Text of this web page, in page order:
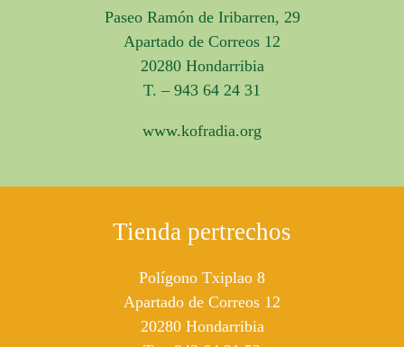
Paseo Ramón de Iribarren, 29
Apartado de Correos 12
20280 Hondarribia
T. – 943 64 24 31
www.kofradia.org
Tienda pertrechos
Polígono Txiplao 8
Apartado de Correos 12
20280 Hondarribia